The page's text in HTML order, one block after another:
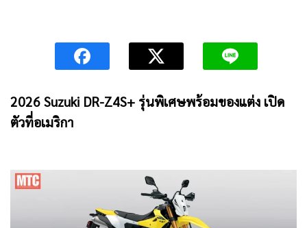
2026 Suzuki DR-Z4S+ รุ่นพิเศษพร้อมของแต่ง เปิด
ตัวที่อเมริกา